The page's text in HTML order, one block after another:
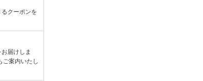
クーポンを
届けしま
ご案内いたし